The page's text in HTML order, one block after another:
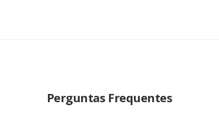
Perguntas Frequentes